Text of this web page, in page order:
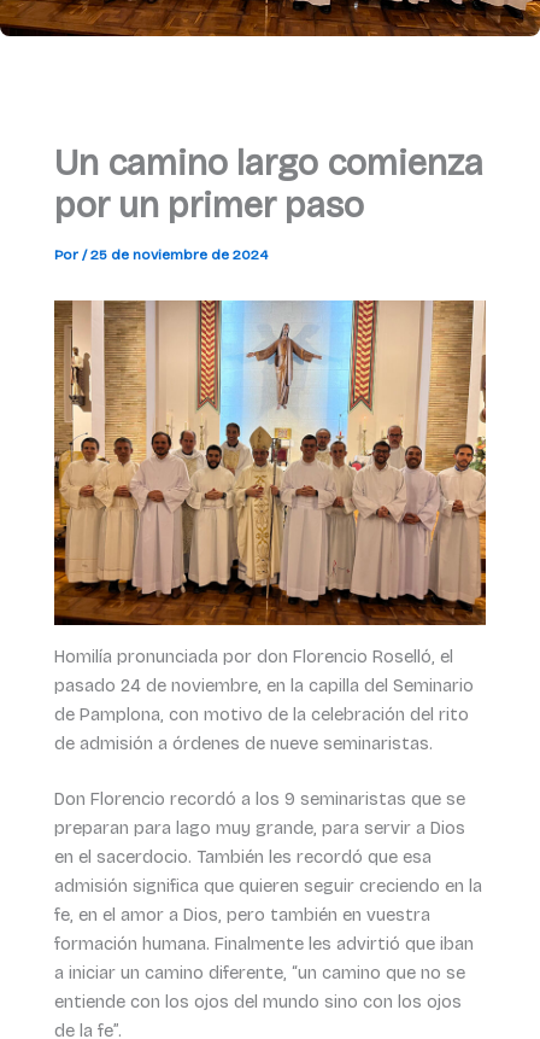
Un camino largo comienza
por un primer paso
Por /25 de noviembre de 2024
Homilía pronunciada por don Florencio Roselló, el
pasado 24 de noviembre, en la capilla del Seminario
de Pamplona, con motivo de la celebración del rito
de admisión a órdenes de nueve seminaristas.
Don Florencio recordó a los 9 seminaristas que se
preparan para lago muy grande, para servir a Dios
en el sacerdocio. También les recordó que esa
admisión significa que quieren seguir creciendo en la
fe, en el amor a Dios, pero también en vuestra
formación humana. Finalmente les advirtió que iban
a iniciar un camino diferente, “un camino que no se
entiende con los ojos del mundo sino con los ojos
de la fe”.